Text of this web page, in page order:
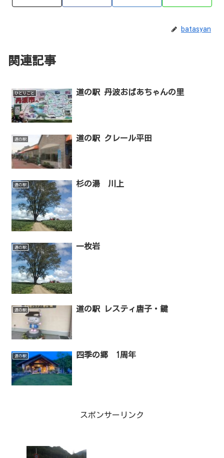
batasyan
関連記事
ひとりごと 道の駅 丹波おばあちゃんの里
道の駅 道の駅 クレール平田
道の駅 杉の湯 川上
道の駅 一枚岩
道の駅 道の駅 レスティ唐子・鍵
道の駅 四季の郷 1周年
スポンサーリンク